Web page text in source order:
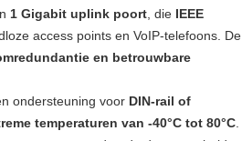
1 Gigabit uplink poort , die IEEE
access points en VoIP-telefoons. De
en betrouwbare
ondersteuning voor DIN-rail of
temperaturen van -40°C tot 80°C